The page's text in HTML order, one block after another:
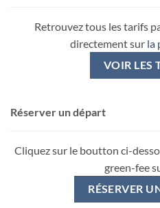
Retrouvez tous les tarifs
directement sur la
VOIR LES
Réserver un départ
Cliquez sur le boutton ci-
green-fee
RÉSERVER